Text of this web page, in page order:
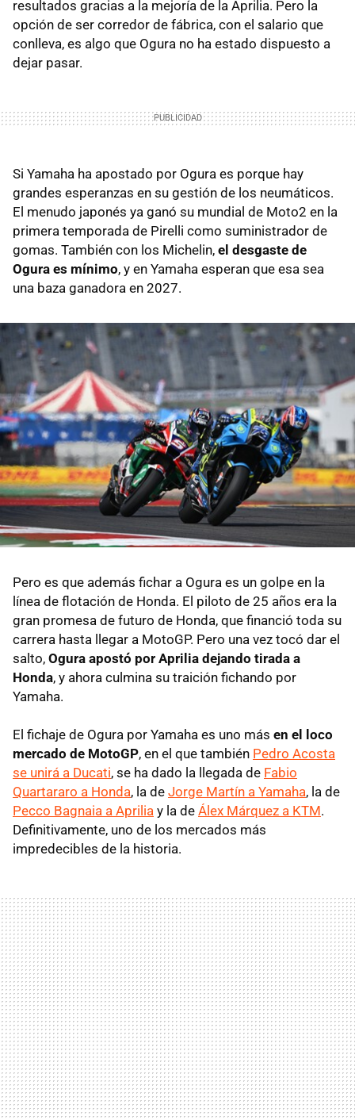
resultados gracias a la mejoría de la Aprilia. Pero la
opción de ser corredor de fábrica, con el salario que
conlleva, es algo que Ogura no ha estado dispuesto a
dejar pasar.
Si Yamaha ha apostado por Ogura es porque hay
grandes esperanzas en su gestión de los neumáticos.
El menudo japonés ya ganó su mundial de Moto2 en la
primera temporada de Pirelli como suministrador de
gomas. También con los Michelin, el desgaste de
Ogura es mínimo, y en Yamaha esperan que esa sea
una baza ganadora en 2027.
Pero es que además fichar a Ogura es un golpe en la
línea de flotación de Honda. El piloto de 25 años era la
gran promesa de futuro de Honda, que financió toda su
carrera hasta llegar a MotoGP. Pero una vez tocó dar el
salto, Ogura apostó por Aprilia dejando tirada a
Honda, y ahora culmina su traición fichando por
Yamaha.
El fichaje de Ogura por Yamaha es uno más en el loco
mercado de MotoGP, en el que también Pedro Acosta
se unirá a Ducati, se ha dado la llegada de Fabio
Quartararo a Honda, la de Jorge Martín a Yamaha, la de
Pecco Bagnaia a Aprilia y la de Álex Márquez a KTM.
Definitivamente, uno de los mercados más
impredecibles de la historia.